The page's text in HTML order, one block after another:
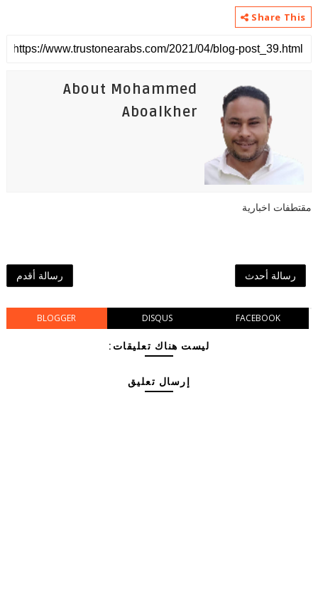
Share This
About Mohammed
Aboalkher
مقتطفات اخبارية
رسالة أحدث رسالة أقدم
BLOGGER DISQUS FACEBOOK
ليست هناك تعليقات:
إرسال تعليق